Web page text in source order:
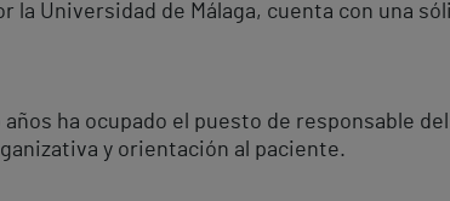
la Universidad de Málaga, cuenta con una
ha ocupado el puesto de responsable
y orientación al paciente.